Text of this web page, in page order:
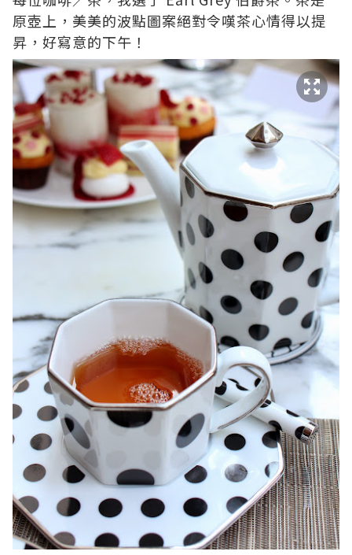
原壺上，美美的波點圖案絕對令嘆茶心情得以提
昇，好寫意的下午！